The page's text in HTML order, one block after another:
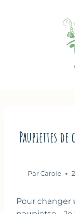
Paupiettes
Par Carole
Pour changer